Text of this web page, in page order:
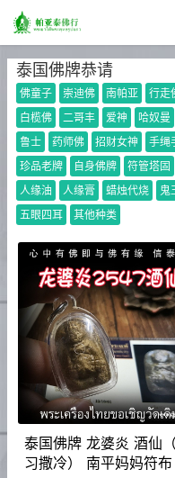
泰国佛牌恭请
佛童子 崇迪佛 南帕亚 行走
白榄佛
二哥丰 爱神 哈奴曼
鲁士
药师佛 招财女神 手绳
珍品老牌
自身佛牌 符管塔固
人缘油
人缘膏 蜡烛代烧 鬼
五眼四耳
其他种类
泰国佛牌 龙婆炎 酒仙
习撒冷） 南平妈妈符布